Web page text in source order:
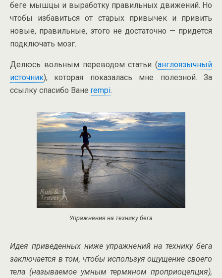
беге мышцы и выработку правильных движений. Но
чтобы избавиться от старых привычек и привить
новые, правильные, этого не достаточно — придется
подключать мозг.
Делюсь вольным переводом статьи (англоязычный
источник), которая показалась мне полезной. За
ссылку спасибо Ване rempi.
Упражнения на технику бега
Идея приведенных ниже упражнений на технику бега
заключается в том, чтобы используя ощущение своего
тела (называемое умным термином проприоцепция),